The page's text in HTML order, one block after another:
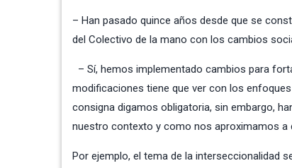
– Han pasado quince años desde que se
del Colectivo de la mano con los cambios
– Sí, hemos implementado cambios para
modificaciones tiene que ver con los
consigna digamos obligatoria, sin embargo,
nuestro contexto y como nos aproximamos
Por ejemplo, el tema de la interseccionalidad